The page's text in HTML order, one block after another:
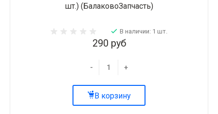
шт.) (БалаковоЗапчасть)
В наличии: 1 шт.
290 руб
- +
В корзину